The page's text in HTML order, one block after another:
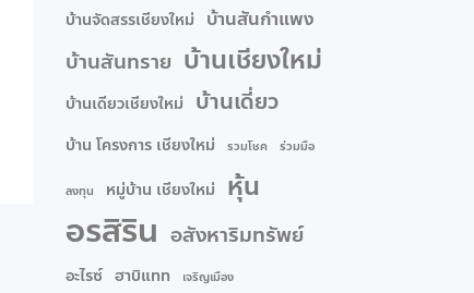
บ้านจัดสรรเชียงใหม่ บ้านสันกำแพง
บ้านสันทราย บ้านเชียงใหม่
บ้านเดียวเชียงใหม่ บ้านเดี่ยว
บ้าน โครงการ เชียงใหม่ รวมโชค ร่วมมือ
ลงทุน หมู่บ้าน เชียงใหม่ หุ้น
อรสิริน อสังหาริมทรัพย์
อะไรซ์ ฮาบิแทท เจริญเมือง